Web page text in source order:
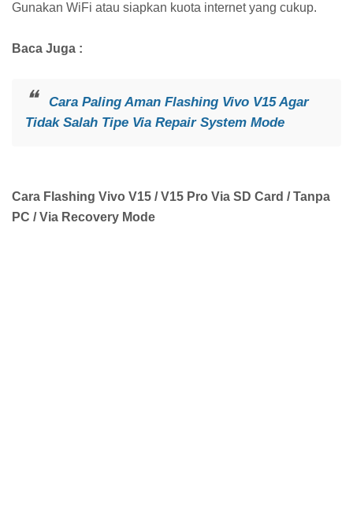
Gunakan WiFi atau siapkan kuota internet yang cukup.
Baca Juga :
Cara Paling Aman Flashing Vivo V15 Agar
Tidak Salah Tipe Via Repair System Mode
Cara Flashing Vivo V15 / V15 Pro Via SD Card / Tanpa
PC / Via Recovery Mode